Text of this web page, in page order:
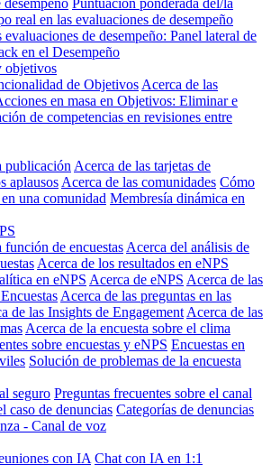
real en las evaluaciones de desempeño
de desempeño: Panel lateral de
en el Desempeño
objetivos
de Objetivos Acerca de las
en masa en Objetivos: Eliminar e
de competencias en revisiones entre
publicación Acerca de las tarjetas de
aplausos Acerca de las comunidades Cómo
una comunidad Membresía dinámica en
de encuestas Acerca del análisis de
Acerca de los resultados en eNPS
en eNPS Acerca de eNPS Acerca de las
Acerca de las preguntas en las
de las Insights de Engagement Acerca de las
Acerca de la encuesta sobre el clima
sobre encuestas y eNPS Encuestas en
Solución de problemas de la encuesta
seguro Preguntas frecuentes sobre el canal
caso de denuncias Categorías de denuncias
- Canal de voz
con IA Chat con IA en 1:1